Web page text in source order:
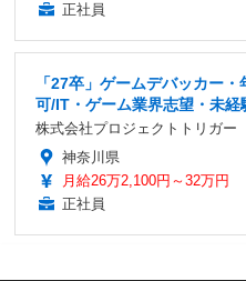
正社員
「27卒」ゲームデバッカー
可/IT・ゲーム業界志望・未経
株式会社プロジェクトトリガー
神奈川県
月給26万2,100円～32万円
正社員